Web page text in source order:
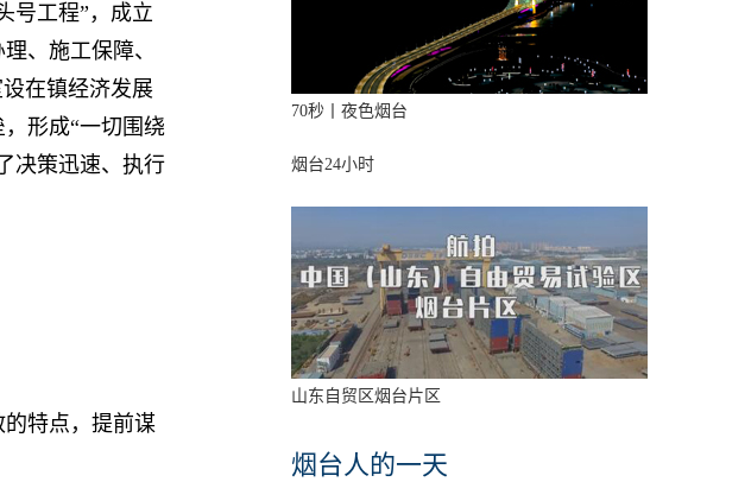
号工程”，成立
、施工保障、
在镇经济发展
形成“一切围绕
决策迅速、执行
特点，提前谋
70秒丨夜色烟台
烟台24小时
山东自贸区烟台片区
烟台人的一天